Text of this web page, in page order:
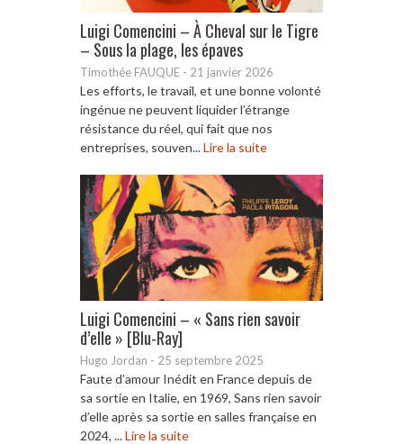
Luigi Comencini – À Cheval sur le Tigre
– Sous la plage, les épaves
Timothée FAUQUE - 21 janvier 2026
Les efforts, le travail, et une bonne volonté
ingénue ne peuvent liquider l’étrange
résistance du réel, qui fait que nos
entreprises, souven...Lire la suite
Luigi Comencini – « Sans rien savoir
d’elle » [Blu-Ray]
Hugo Jordan - 25 septembre 2025
Faute d’amour Inédit en France depuis de
sa sortie en Italie, en 1969, Sans rien savoir
d’elle après sa sortie en salles française en
2024, ...Lire la suite